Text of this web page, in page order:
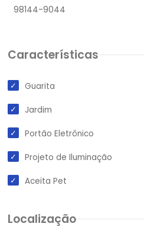
Características
Guarita
Jardim
Portão Eletrônico
Projeto de Iluminação
Aceita Pet
Localização